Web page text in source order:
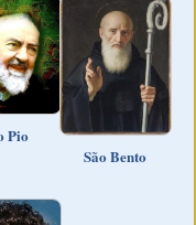
Pio
São Bento